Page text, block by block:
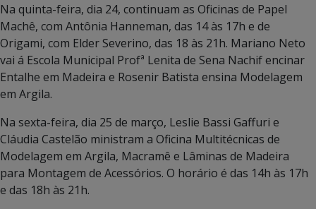
Na quinta-feira, dia 24, continuam as Oficinas de Papel
Machê, com Antônia Hanneman, das 14 às 17h e de
Origami, com Elder Severino, das 18 às 21h. Mariano Neto
vai á Escola Municipal Profª Lenita de Sena Nachif encinar
Entalhe em Madeira e Rosenir Batista ensina Modelagem
em Argila.
Na sexta-feira, dia 25 de março, Leslie Bassi Gaffuri e
Cláudia Castelão ministram a Oficina Multitécnicas de
Modelagem em Argila, Macramê e Lâminas de Madeira
para Montagem de Acessórios. O horário é das 14h às 17h
e das 18h às 21h.